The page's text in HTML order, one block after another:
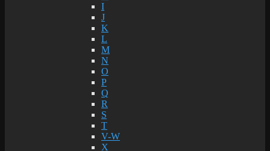
I
J
K
L
M
N
O
P
Q
R
S
T
V-W
X